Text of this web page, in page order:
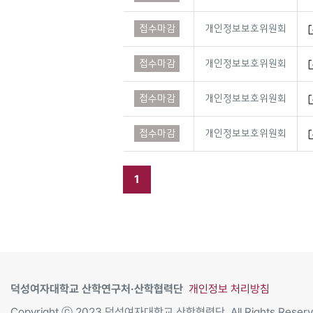
접수마감 개인정보보호위원회
접수마감 개인정보보호위원회
접수마감 개인정보보호위원회
접수마감 개인정보보호위원회
1
덕성여자대학교 산학연구처·산학협력단 개인정보 처리방침